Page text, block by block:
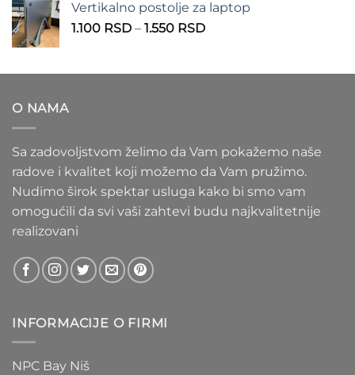
935 RSD
do
Vertikalno postolje za laptop
1.100 RSD – 1.550 RSDRaspon
1.100 RSD
O NAMA
Sa zadovoljstvom želimo da Vam pokažemo naše
radove i kvalitet koji možemo da Vam pružimo.
Nudimo širok spektar usluga kako bi smo vam
omogućili da svi vaši zahtevi budu najkvalitetnije
realizovani
INFORMACIJE O FIRMI
NPC Bay Niš